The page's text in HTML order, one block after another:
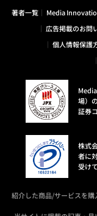
著者一覧 Media
広告掲載のお問
個人情報保護
場）
証券
株式
者に
受け
紹介した商品/サービスを